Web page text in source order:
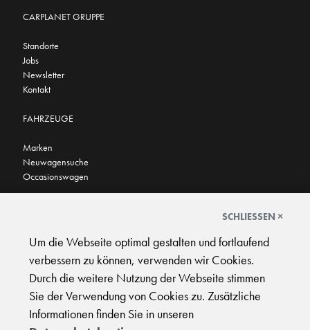
CARPLANET GRUPPE
Standorte
Jobs
Newsletter
Kontakt
FAHRZEUGE
Marken
Neuwagensuche
Occasionswagen
AGB|Impressum|Datenschutz|Support
SCHLIESSEN ×
Um die Webseite optimal gestalten und fortlaufend
verbessern zu können, verwenden wir Cookies.
Durch die weitere Nutzung der Webseite stimmen
Sie der Verwendung von Cookies zu. Zusätzliche
Informationen finden Sie in unseren